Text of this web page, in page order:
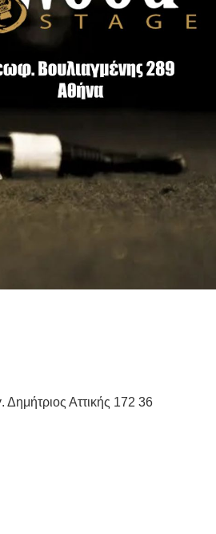
Αττικής 172 36